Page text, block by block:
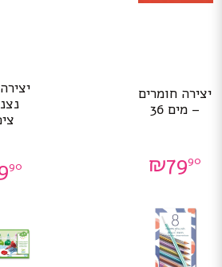
יצירה חומרים
– מים 36
₪7990
90